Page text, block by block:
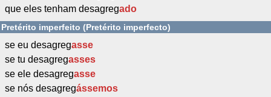
que eles tenham desagregado
Pretérito imperfeito (Pretérito imperfecto)
se eu desagregasse
se tu desagregasses
se ele desagregasse
se nós desagregássemos